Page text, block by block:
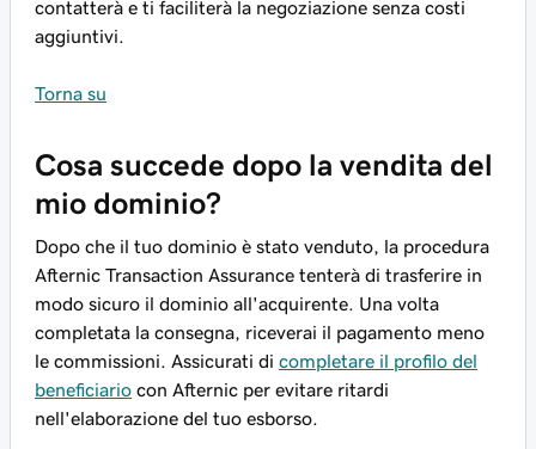
contatterà e ti faciliterà la negoziazione senza costi
aggiuntivi.
Torna su
Cosa succede dopo la vendita del
mio dominio?
Dopo che il tuo dominio è stato venduto, la procedura
Afternic Transaction Assurance tenterà di trasferire in
modo sicuro il dominio all'acquirente. Una volta
completata la consegna, riceverai il pagamento meno
le commissioni. Assicurati di completare il profilo del
beneficiario con Afternic per evitare ritardi
nell'elaborazione del tuo esborso.